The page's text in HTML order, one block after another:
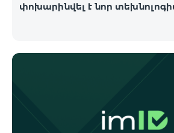
փոխարինվել է նոր